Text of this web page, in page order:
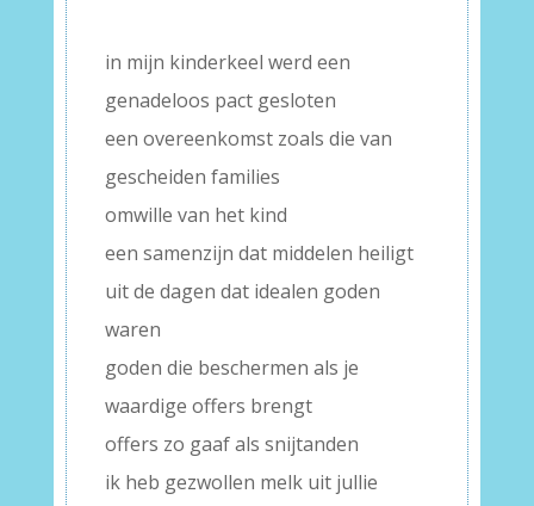
in mijn kinderkeel werd een
genadeloos pact gesloten
een overeenkomst zoals die van
gescheiden families
omwille van het kind
een samenzijn dat middelen heiligt
uit de dagen dat idealen goden
waren
goden die beschermen als je
waardige offers brengt
offers zo gaaf als snijtanden
ik heb gezwollen melk uit jullie